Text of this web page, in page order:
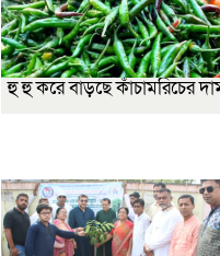
হু হু করে বাড়ছে কাঁচামরিচের